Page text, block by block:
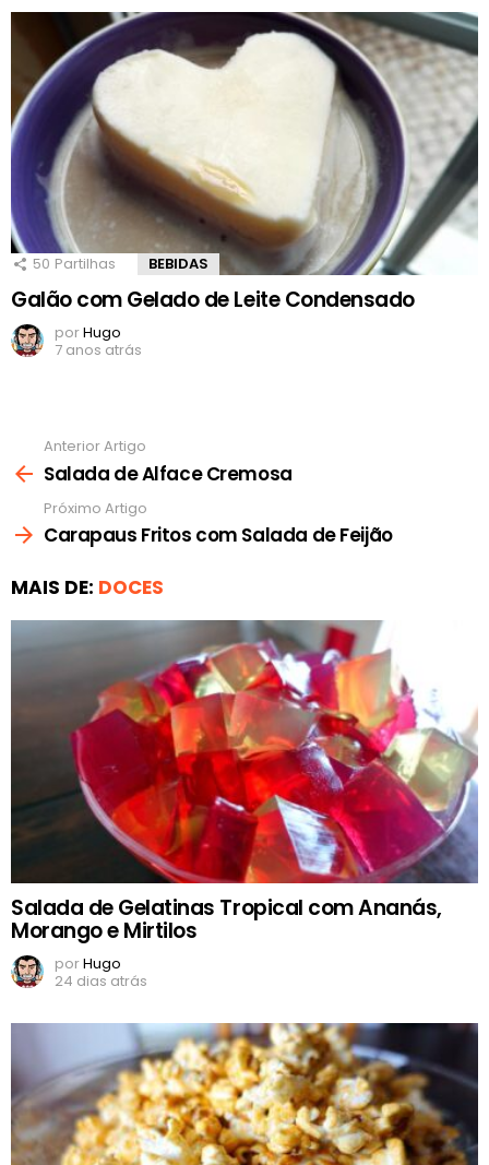
50 Partilhas BEBIDAS
Galão com Gelado de Leite Condensado
porHugo
7 anos atrás
mais
Anterior Artigo
Salada de Alface Cremosa
Próximo Artigo
Carapaus Fritos com Salada de Feijão
MAIS DE: DOCES
Salada de Gelatinas Tropical com Ananás,
Morango e Mirtilos
porHugo
24 dias atrás